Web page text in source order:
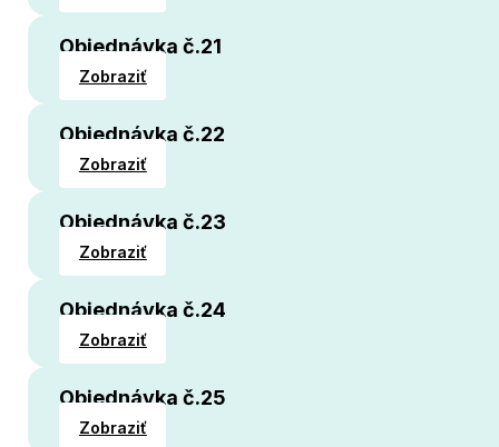
Objednávka č.21
Zobraziť
Objednávka č.22
Zobraziť
Objednávka č.23
Zobraziť
Objednávka č.24
Zobraziť
Objednávka č.25
Zobraziť